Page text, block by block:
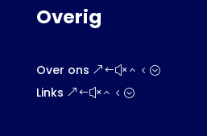
Overig
Over ons
Links